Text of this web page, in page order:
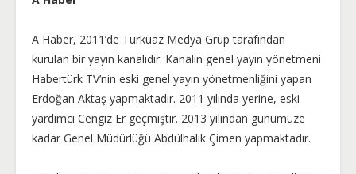
A Haber, 2011’de Turkuaz Medya Grup tarafından
kurulan bir yayın kanalıdır. Kanalın genel yayın yönetmeni
Habertürk TV’nin eski genel yayın yönetmenliğini yapan
Erdoğan Aktaş yapmaktadır. 2011 yılında yerine, eski
yardımcı Cengiz Er geçmiştir. 2013 yılından günümüze
kadar Genel Müdürlüğü Abdülhalik Çimen yapmaktadır.